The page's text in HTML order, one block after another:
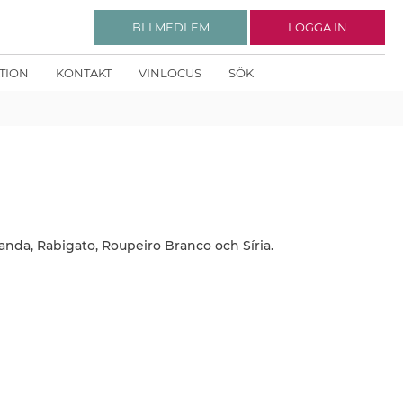
KONTAKT VINLOCUS SÖK
BLI MEDLEM LOGGA IN
Rabigato, Roupeiro Branco och Síria.